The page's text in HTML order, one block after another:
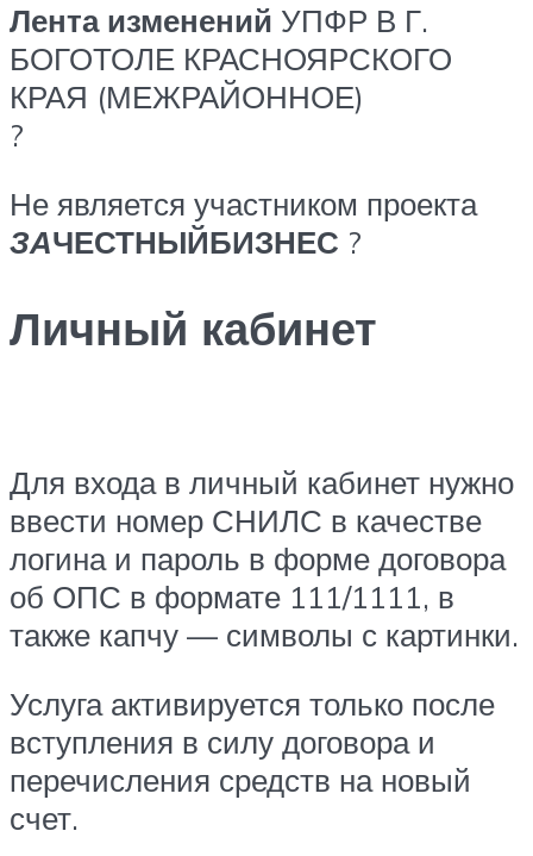
Лента изменений УПФР В Г.
БОГОТОЛЕ КРАСНОЯРСКОГО
КРАЯ (МЕЖРАЙОННОЕ)
?
Не является участником проекта
ЗАЧЕСТНЫЙБИЗНЕС ?
Личный кабинет
Для входа в личный кабинет нужно
ввести номер СНИЛС в качестве
логина и пароль в форме договора
об ОПС в формате 111/1111, в
также капчу — символы с картинки.
Услуга активируется только после
вступления в силу договора и
перечисления средств на новый
счет.